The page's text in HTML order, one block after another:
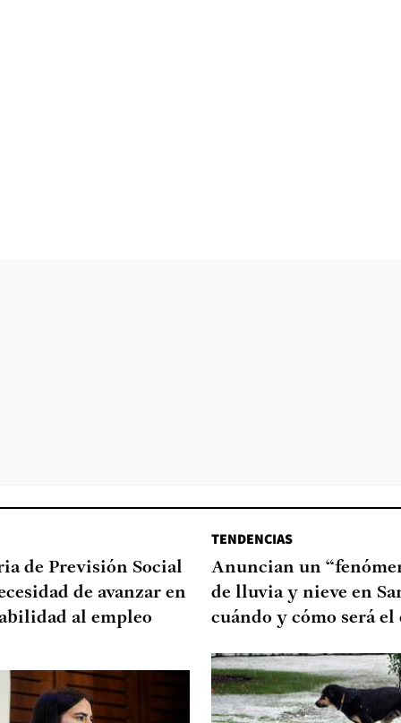
de Previsión Social
de avanzar en
al empleo
TENDENCIAS
Anuncian un
de lluvia y nieve en
cuándo y cómo será el